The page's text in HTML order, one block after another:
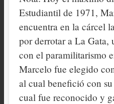
Estudiantil de 1971,
encuentra en la cárcel
por derrotar a La Gata,
con el paramilitarismo
Marcelo fue elegido
al cual benefició con
cual fue reconocido y